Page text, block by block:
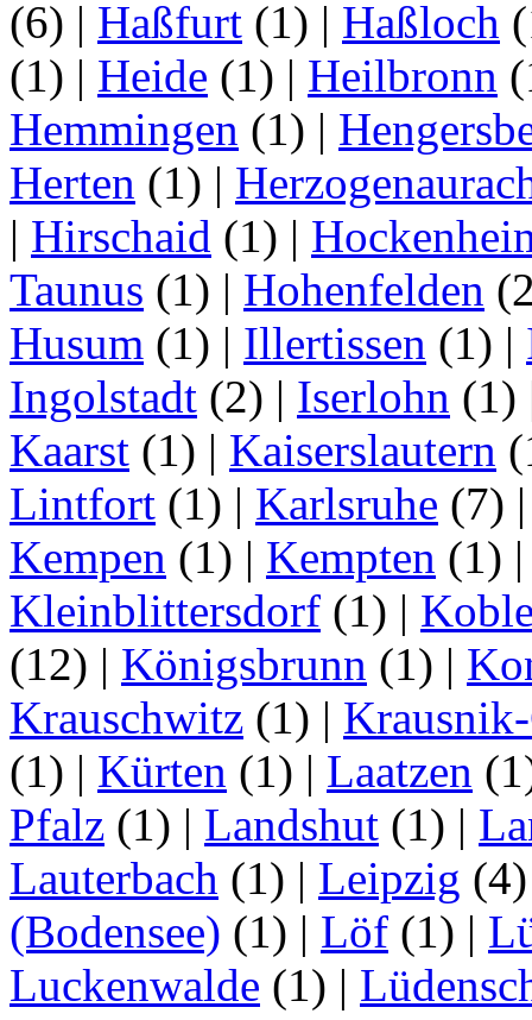
(6) | Haßfurt (1) | Haßloch
(1) | Heide (1) | Heilbronn
Hemmingen (1) |
Herten (1) |
| Hirschaid (1) |
Taunus (1) | Hohenfelden
Husum (1) | Illertissen (1) |
Ingolstadt (2) | Iserlohn (1)
Kaarst (1) | Kaiserslautern
Lintfort (1) | Karlsruhe (7)
Kempen (1) | Kempten (1)
Kleinblittersdorf (1) |
(12) | Königsbrunn (1) |
Krauschwitz (1) |
(1) | Kürten (1) | Laatzen
Pfalz (1) | Landshut (1) |
Lauterbach (1) | Leipzig
(Bodensee) (1) | Löf (1) |
Luckenwalde (1) |